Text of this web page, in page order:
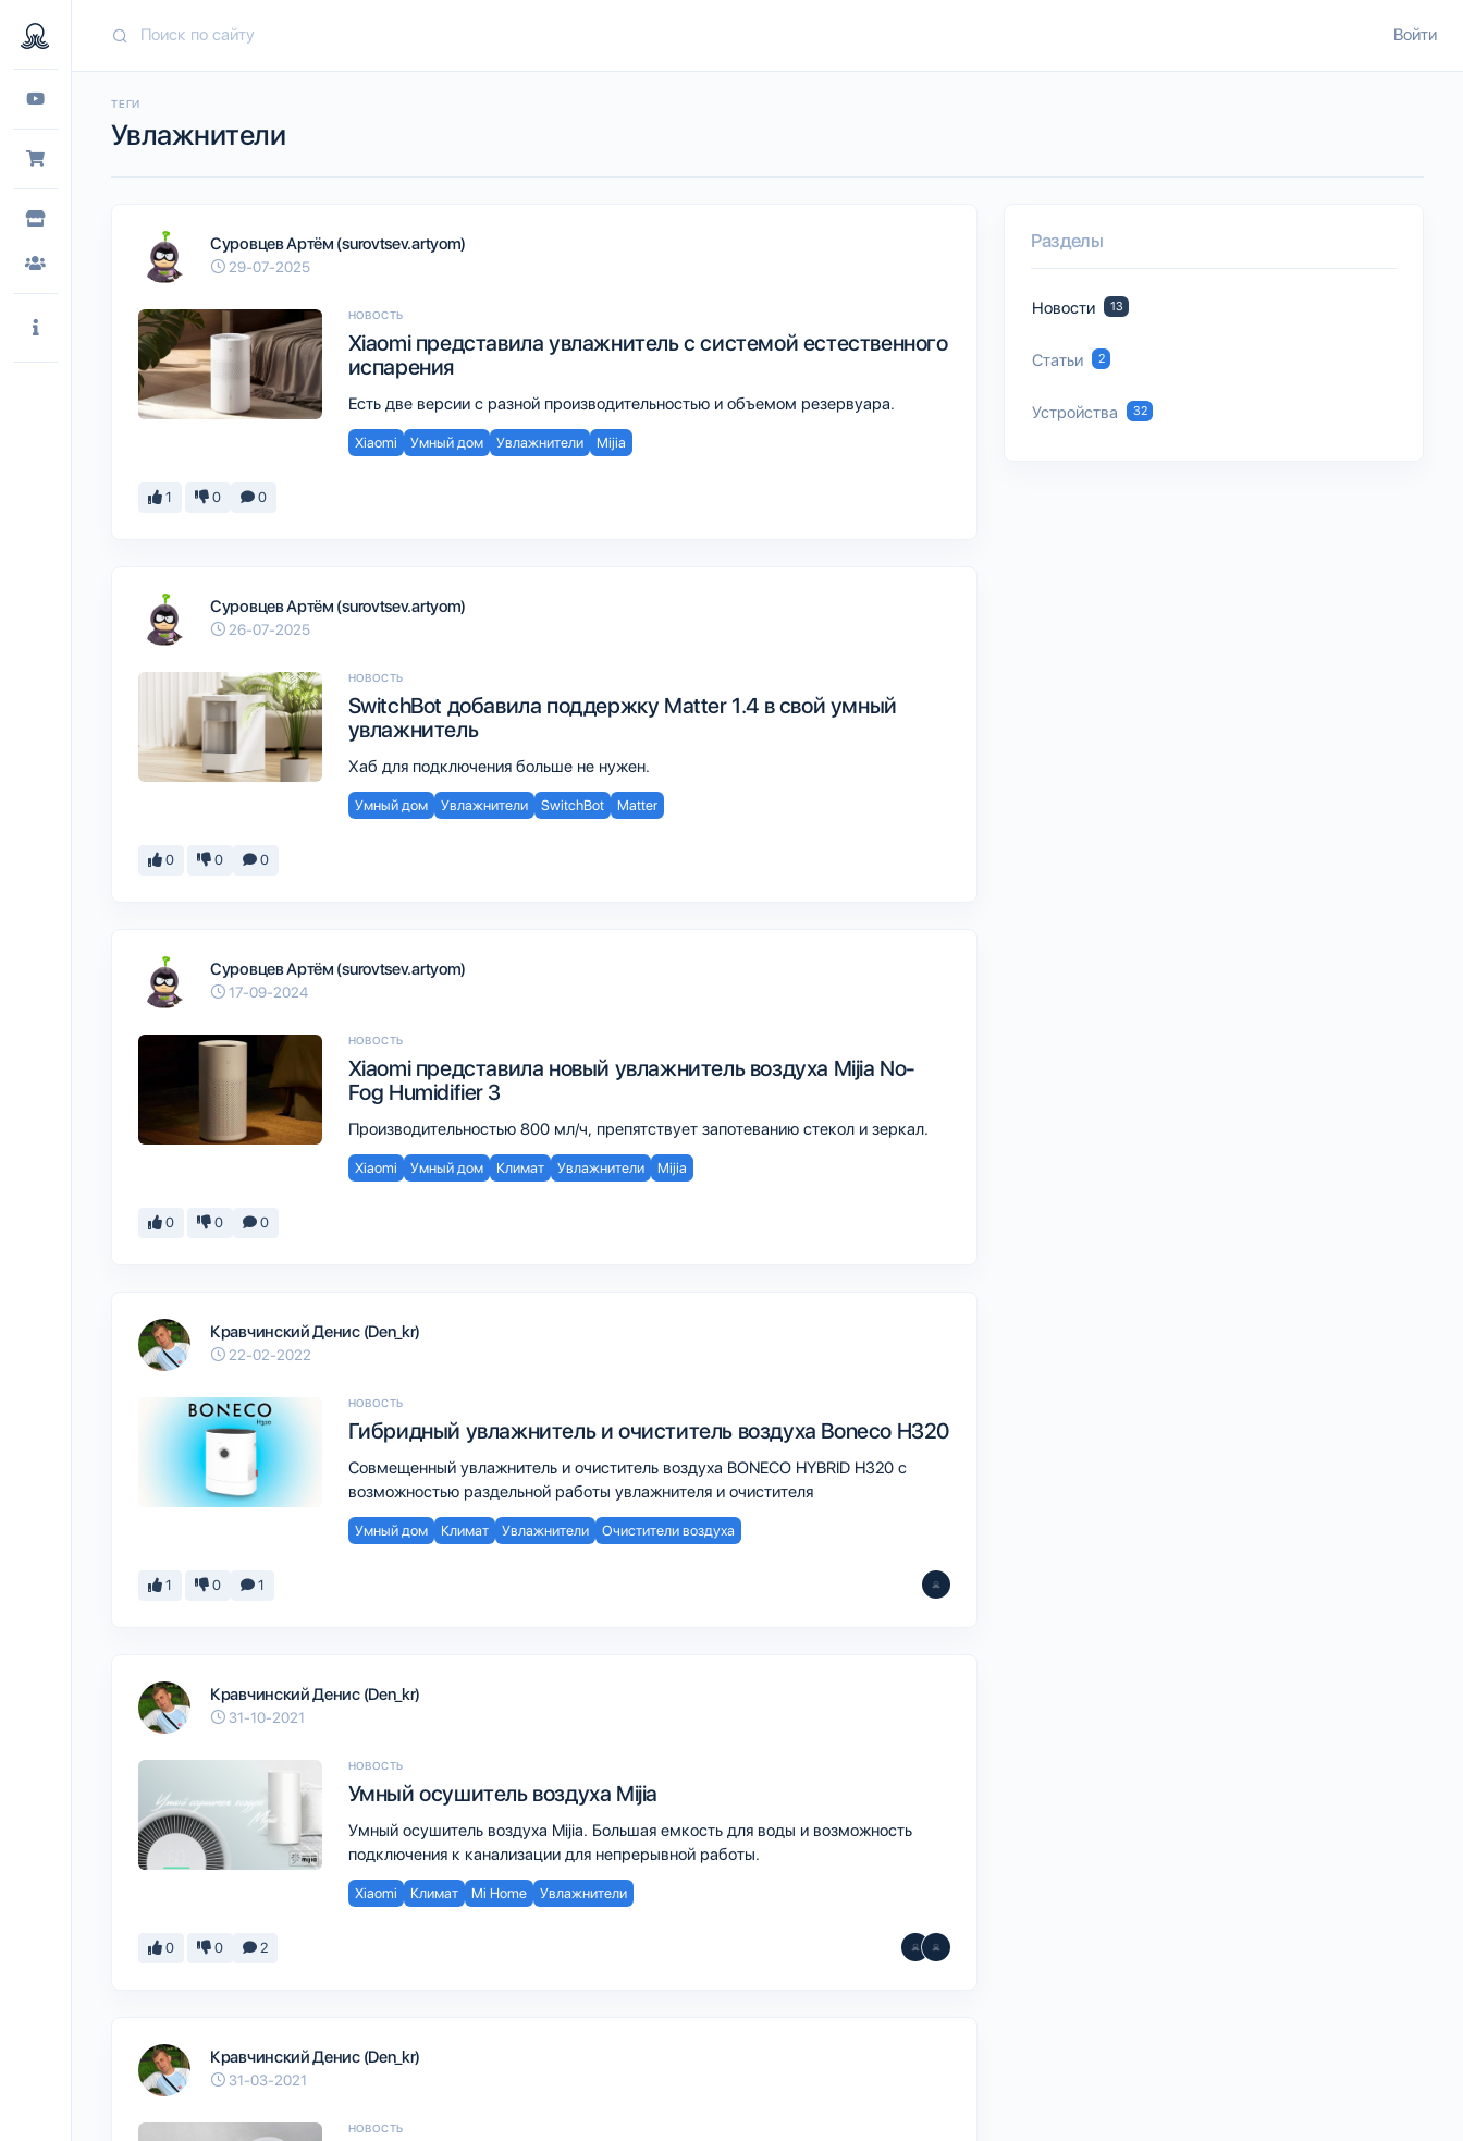
Войти
ТЕГИ
Увлажнители
Суровцев Артём (surovtsev.artyom)
29-07-2025
НОВОСТЬ
Xiaomi представила увлажнитель с системой естественного
испарения
Есть две версии с разной производительностью и объемом резервуара.
Xiaomi Умный дом Увлажнители Mijia
1 0 0
Суровцев Артём (surovtsev.artyom)
26-07-2025
НОВОСТЬ
SwitchBot добавила поддержку Matter 1.4 в свой умный
увлажнитель
Хаб для подключения больше не нужен.
Умный дом Увлажнители SwitchBot Matter
0 0 0
Суровцев Артём (surovtsev.artyom)
17-09-2024
НОВОСТЬ
Xiaomi представила новый увлажнитель воздуха Mijia No-
Fog Humidifier 3
Производительностью 800 мл/ч, препятствует запотеванию стекол и зеркал.
Xiaomi Умный дом Климат Увлажнители Mijia
0 0 0
Кравчинский Денис (Den_kr)
22-02-2022
НОВОСТЬ
Гибридный увлажнитель и очиститель воздуха Boneco H320
Совмещенный увлажнитель и очиститель воздуха BONECO HYBRID H320 с
возможностью раздельной работы увлажнителя и очистителя
Умный дом Климат Увлажнители Очистители воздуха
1 0 1
Кравчинский Денис (Den_kr)
31-10-2021
НОВОСТЬ
Умный осушитель воздуха Mijia
Умный осушитель воздуха Mijia. Большая емкость для воды и возможность
подключения к канализации для непрерывной работы.
Xiaomi Климат Mi Home Увлажнители
0 0 2
Кравчинский Денис (Den_kr)
31-03-2021
НОВОСТЬ
Разделы
Новости 13
Статьи 2
Устройства 32